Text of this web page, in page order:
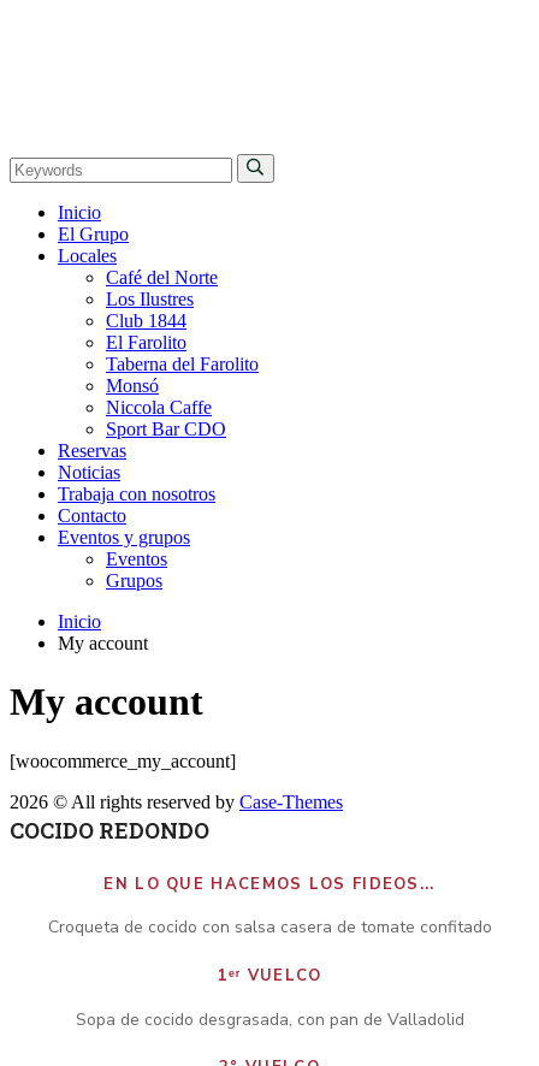
Inicio
El Grupo
Locales
Café del Norte
Los Ilustres
Club 1844
El Farolito
Taberna del Farolito
Monsó
Niccola Caffe
Sport Bar CDO
Reservas
Noticias
Trabaja con nosotros
Contacto
Eventos y grupos
Eventos
Grupos
Inicio
My account
My account
[woocommerce_my_account]
2026 © All rights reserved by Case-Themes
COCIDO REDONDO
EN LO QUE HACEMOS LOS FIDEOS...
Croqueta de cocido con salsa casera de tomate confitado
1ᵉʳ VUELCO
Sopa de cocido desgrasada, con pan de Valladolid